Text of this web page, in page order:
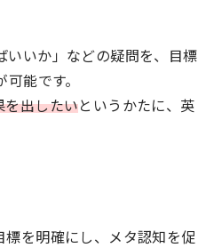
いいか」などの疑問を、目標
能です。
を出したいというかたに、英
を明確にし、メタ認知を促